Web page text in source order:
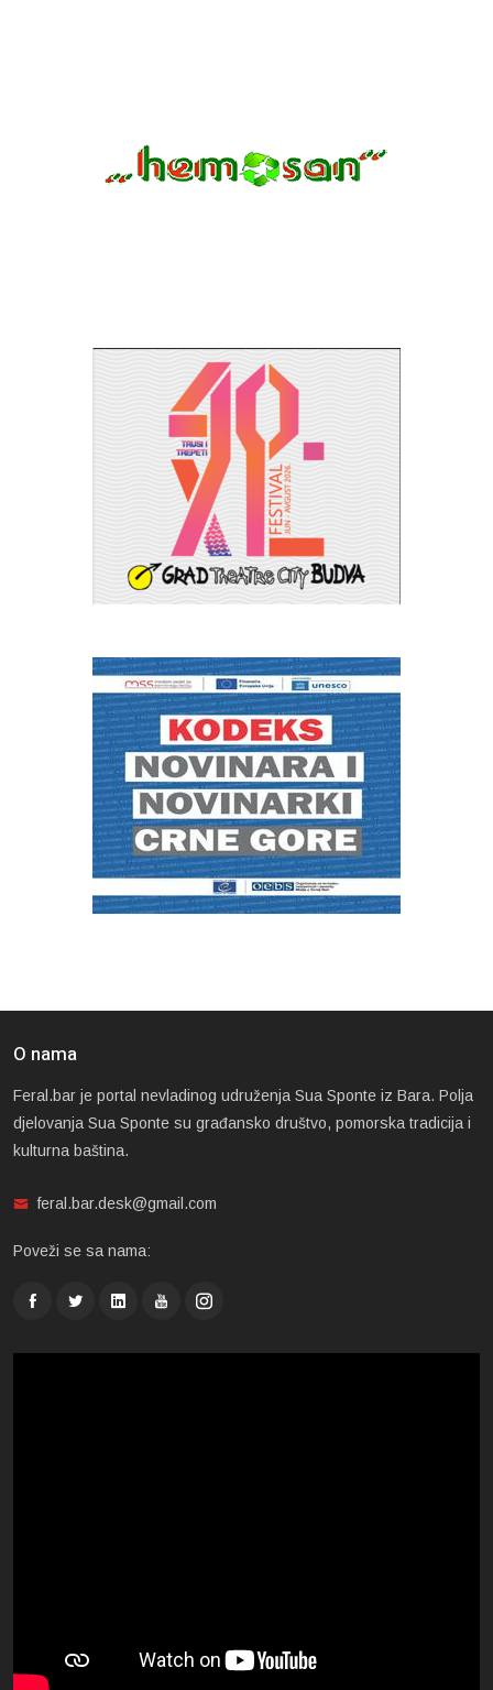
O nama
Feral.bar je portal nevladinog udruženja Sua Sponte iz Bara. Polja
djelovanja Sua Sponte su građansko društvo, pomorska tradicija i
kulturna baština.
feral.bar.desk@gmail.com
Poveži se sa nama: